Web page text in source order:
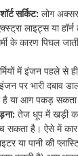
सर्किट: लोग
लाइट्स या
के कारण पिघल
में इंजन पहले से
पर भारी दबाव
है या आग पकड़ सकता
तेज धूप में खड़ी
सकता है। ऐसे में कार
या पानी की